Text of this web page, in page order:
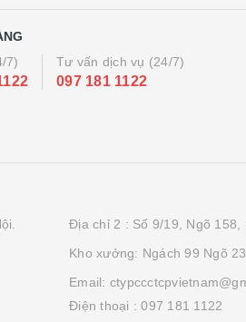
7)
Tư vấn dịch vụ (24/7)
097 181 1122
Địa chỉ 2 : Số 9/19, Ngõ
Kho xưởng: Ngách 99 Ngõ
Email:
Điện thoại :097 181 1122